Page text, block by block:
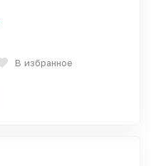
В избранное